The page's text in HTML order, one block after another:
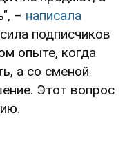
– написала
подписчиков
опыте, когда
а со сменой
Этот вопрос